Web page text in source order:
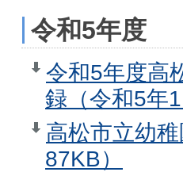
令和5年度
令和5年度高
録（令和5年
高松市立幼
87KB）